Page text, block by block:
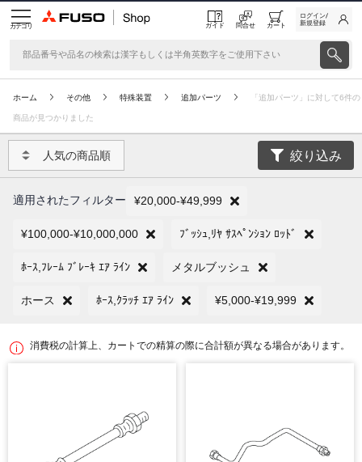
カテゴリ ガイド 問合せ カート
ログイン/
新規登録
ホーム その他 特殊装置 追加パーツ 「追加パーツ」に対して6件の
商品が見つかりました
人気の商品順 絞り込み
適用されたフィルター ¥20,000-¥49,999
¥100,000-¥10,000,000 ﾌﾞｯｼｭ,ﾘﾔ ｻｽﾍﾟﾝｼｮﾝ ﾛｯﾄﾞ
ﾎｰｽ,ﾌﾚｰﾑ ﾌﾞﾚｰｷ ｴｱ ﾗｲﾝ メタルブッシュ
ホース ﾎｰｽ,ｸﾗｯﾁ ｴｱ ﾗｲﾝ ¥5,000-¥19,999
消費税の計算上、カートでの精算の際に合計額が異なる場合があります。